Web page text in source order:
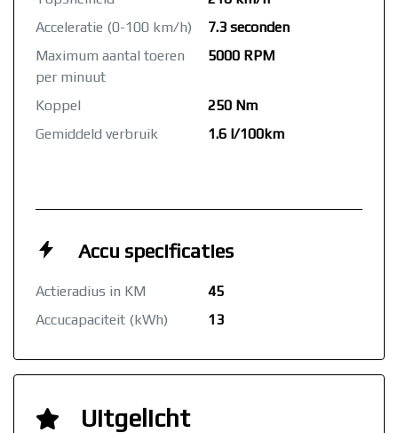
Acceleratie (0-100 km/h)
7.3 seconden
Maximum aantal toeren
per minuut
5000 RPM
Koppel
250 Nm
Gemiddeld verbruik
1.6 l/100km
Accu specificaties
Actieradius in KM
45
Accucapaciteit (kWh)
13
Uitgelicht